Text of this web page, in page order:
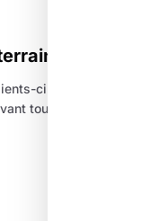
cibles et les
toute action.